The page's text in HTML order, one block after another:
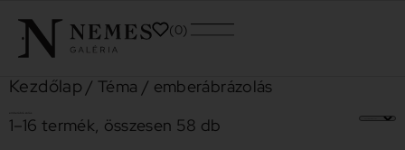
0
Kezdőlap / Téma / emberábrázolás
1–16 termék, összesen 58 db